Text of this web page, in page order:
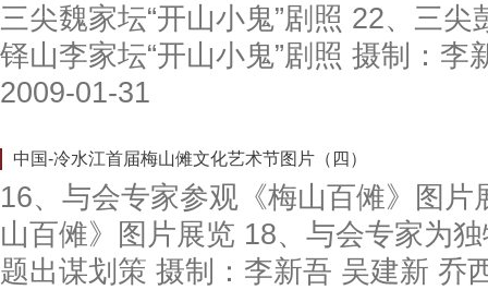
三尖魏家坛“开山小鬼”剧照 22、三尖
铎山李家坛“开山小鬼”剧照 摄制：李
2009-01-31
中国-冷水江首届梅山傩文化艺术节图片（四）
16、与会专家参观《梅山百傩》图
山百傩》图片展览 18、与会专家为
题出谋划策 摄制：李新吾 吴建